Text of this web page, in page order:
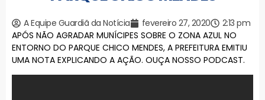
A Equipe Guardiã da Notícia fevereiro 27, 2020
2:13 pm
APÓS NÃO AGRADAR MUNÍCIPES SOBRE O ZONA AZUL NO
ENTORNO DO PARQUE CHICO MENDES, A PREFEITURA EMITIU
UMA NOTA EXPLICANDO A AÇÃO. OUÇA NOSSO PODCAST.